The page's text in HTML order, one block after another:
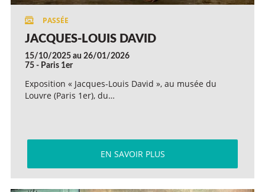
JACQUES-LOUIS DAVID
15/10/2025 au 26/01/2026
75 - Paris 1er
Exposition « Jacques-Louis David », au musée du
Louvre (Paris 1er), du…
EN SAVOIR PLUS